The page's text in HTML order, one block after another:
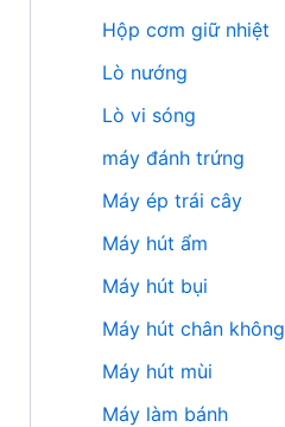
Hộp cơm giữ nhiệt
Lò nướng
Lò vi sóng
máy đánh trứng
Máy ép trái cây
Máy hút ẩm
Máy hút bụi
Máy hút chân không
Máy hút mùi
Máy làm bánh